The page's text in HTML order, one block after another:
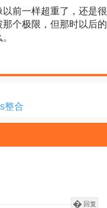
前一样超重了，还是很
个极限，但那时以后的
整合
回复